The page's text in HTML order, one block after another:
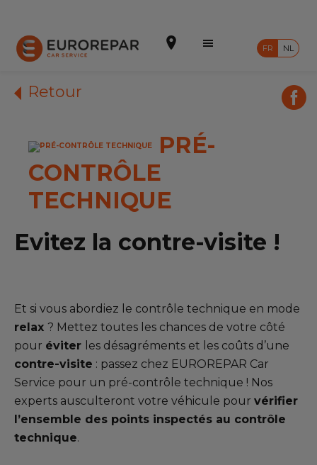
Prendre un rendez-vous
Devis en ligne
Notre enseigne
Intégrer le réseau
Notre gamme de pièces
Tous les garages
Intégrer le réseau
FR NL
Retour
PRÉ-
CONTRÔLE
TECHNIQUE
Evitez la contre-visite !
Et si vous abordiez le contrôle technique en mode
relax ? Mettez toutes les chances de votre côté
pour éviter les désagréments et les coûts d’une
contre-visite : passez chez EUROREPAR Car
Service pour un pré-contrôle technique ! Nos
experts ausculteront votre véhicule pour vérifier
l’ensemble des points inspectés au contrôle
technique.